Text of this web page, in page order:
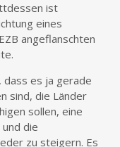
ist
eines
angeflanschten
dass es ja gerade
sind, die Länder
sollen, eine
die
zu steigern. Es